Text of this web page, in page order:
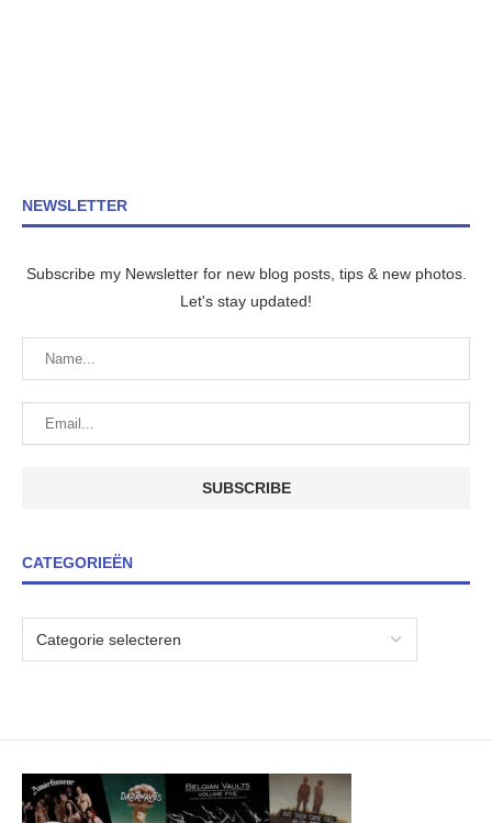
NEWSLETTER
Subscribe my Newsletter for new blog posts, tips & new photos.
Let's stay updated!
CATEGORIEËN